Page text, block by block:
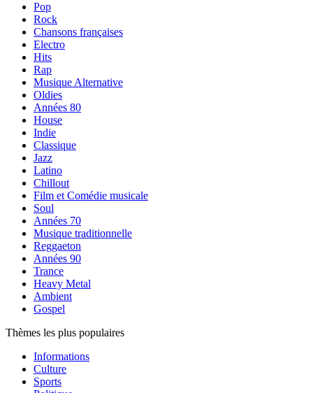
Pop
Rock
Chansons françaises
Electro
Hits
Rap
Musique Alternative
Oldies
Années 80
House
Indie
Classique
Jazz
Latino
Chillout
Film et Comédie musicale
Soul
Années 70
Musique traditionnelle
Reggaeton
Années 90
Trance
Heavy Metal
Ambient
Gospel
Thèmes les plus populaires
Informations
Culture
Sports